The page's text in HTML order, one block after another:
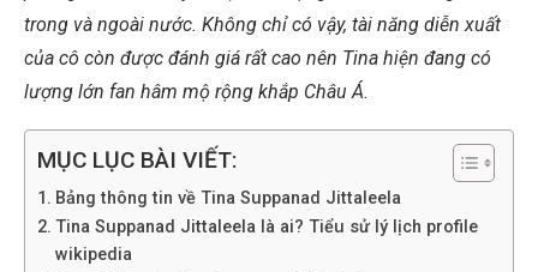
trong và ngoài nước. Không chỉ có vậy, tài năng diễn xuất
của cô còn được đánh giá rất cao nên Tina hiện đang có
lượng lớn fan hâm mộ rộng khắp Châu Á.
MỤC LỤC BÀI VIẾT:
Bảng thông tin về Tina Suppanad Jittaleela
Tina Suppanad Jittaleela là ai? Tiểu sử lý lịch profile
wikipedia